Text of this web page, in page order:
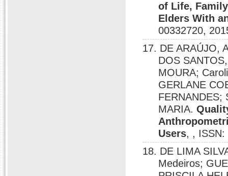
of Life,
Elders With
00332720,
17. DE ARAÚJO,
DOS
MOURA;
GERLANE
FERNANDES;
MARIA.
Users, , ISSN:
18. DE LIMA
Medeiros;